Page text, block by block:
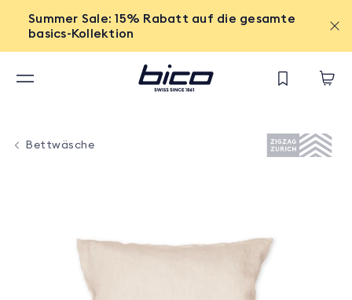
Summer Sale: 15% Rabatt auf die gesamte
basics-Kollektion
Bettwäsche